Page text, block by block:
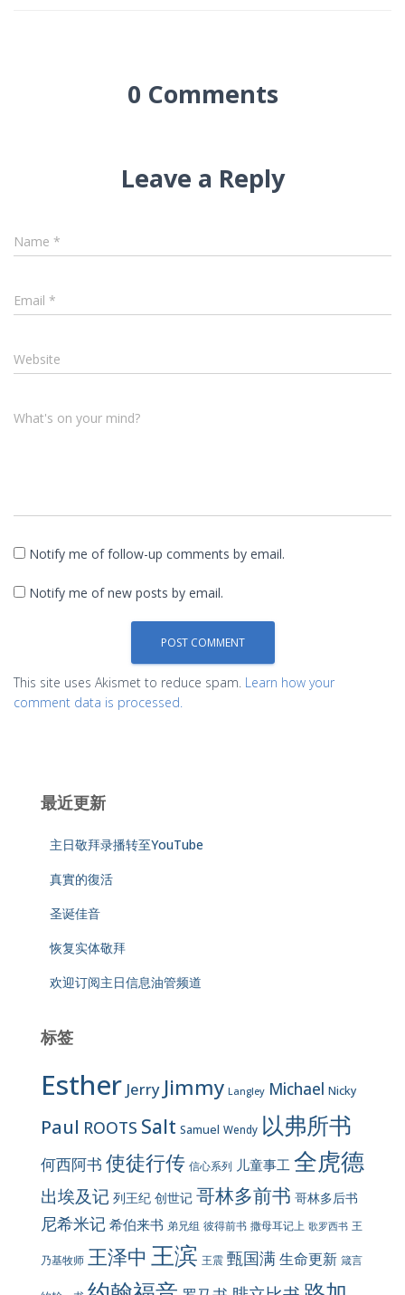
0 Comments
Leave a Reply
Name *
Email *
Website
What's on your mind?
Notify me of follow-up comments by email.
Notify me of new posts by email.
This site uses Akismet to reduce spam. Learn how your
comment data is processed.
最近更新
主日敬拜录播转至YouTube
真實的復活
圣诞佳音
恢复实体敬拜
欢迎订阅主日信息油管频道
标签
Esther Jerry Jimmy Langley Michael Nicky
Paul ROOTS Salt Samuel Wendy 以弗所书
何西阿书 使徒行传 信心系列 儿童事工 全虎德
出埃及记 列王纪 创世记 哥林多前书 哥林多后书
尼希米记 希伯来书 弟兄组 彼得前书 撒母耳记上 歌罗西书 王
乃基牧师 王泽中 王滨 王震 甄国满生命更新 箴言